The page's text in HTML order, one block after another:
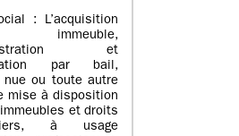
: L’acquisition
immeuble,
et
par bail,
nue ou toute autre
mise à disposition
et droits
à usage